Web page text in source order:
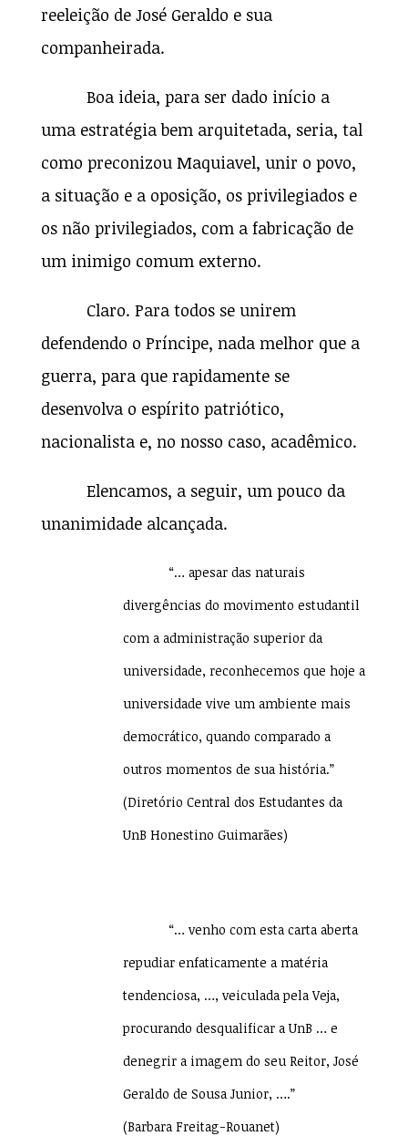
reeleição de José Geraldo e sua
companheirada.
Boa ideia, para ser dado início a
uma estratégia bem arquitetada, seria, tal
como preconizou Maquiavel, unir o povo,
a situação e a oposição, os privilegiados e
os não privilegiados, com a fabricação de
um inimigo comum externo.
Claro. Para todos se unirem
defendendo o Príncipe, nada melhor que a
guerra, para que rapidamente se
desenvolva o espírito patriótico,
nacionalista e, no nosso caso, acadêmico.
Elencamos, a seguir, um pouco da
unanimidade alcançada.
“… apesar das naturais
divergências do movimento estudantil
com a administração superior da
universidade, reconhecemos que hoje a
universidade vive um ambiente mais
democrático, quando comparado a
outros momentos de sua história.”
(Diretório Central dos Estudantes da
UnB Honestino Guimarães)
“… venho com esta carta aberta
repudiar enfaticamente a matéria
tendenciosa, …, veiculada pela Veja,
procurando desqualificar a UnB … e
denegrir a imagem do seu Reitor, José
Geraldo de Sousa Junior, ….”
(Barbara Freitag-Rouanet)